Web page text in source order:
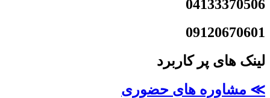
04133370506
09120670601
لینک های پر کاربرد
≫ مشاوره های حضوری